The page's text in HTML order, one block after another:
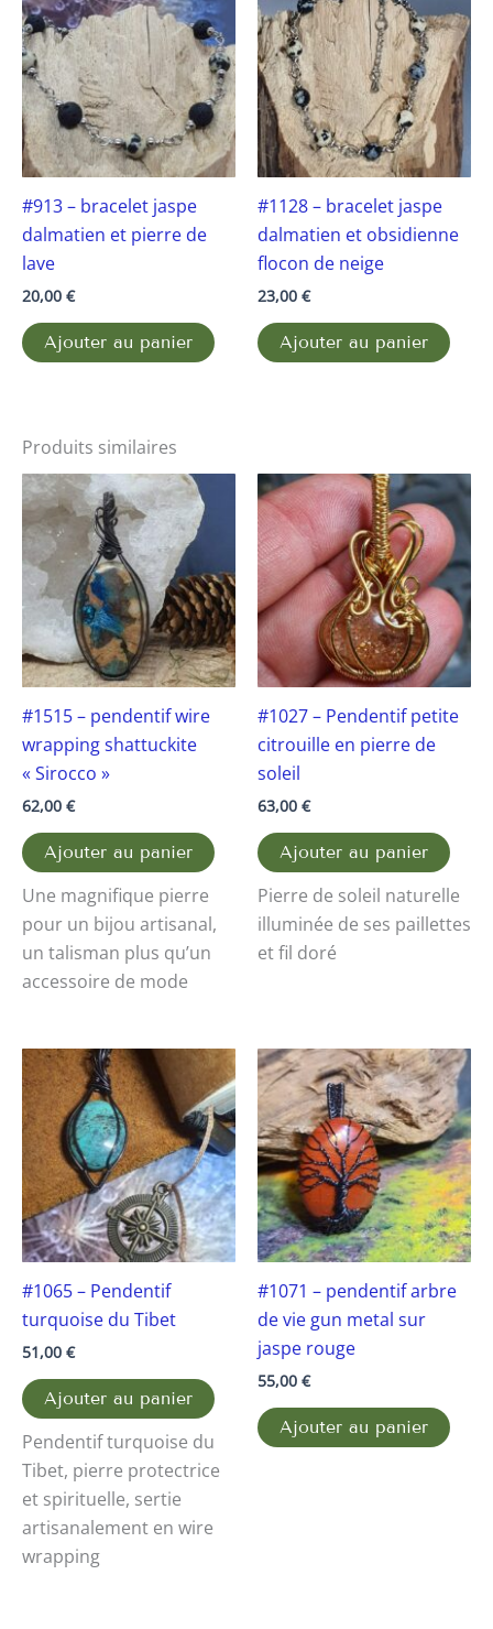
#913 – bracelet jaspe
dalmatien et pierre de
lave
20,00 €
Ajouter au panier
#1128 – bracelet jaspe
dalmatien et obsidienne
flocon de neige
23,00 €
Ajouter au panier
Produits similaires
#1515 – pendentif wire
wrapping shattuckite
« Sirocco »
62,00 €
Ajouter au panier
Une magnifique pierre
pour un bijou artisanal,
un talisman plus qu’un
accessoire de mode
#1027 – Pendentif petite
citrouille en pierre de
soleil
63,00 €
Ajouter au panier
Pierre de soleil naturelle
illuminée de ses paillettes
et fil doré
#1065 – Pendentif
turquoise du Tibet
51,00 €
Ajouter au panier
Pendentif turquoise du
Tibet, pierre protectrice
et spirituelle, sertie
artisanalement en wire
wrapping
#1071 – pendentif arbre
de vie gun metal sur
jaspe rouge
55,00 €
Ajouter au panier